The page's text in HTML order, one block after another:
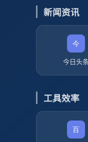
新闻资讯
今日头
工具效率